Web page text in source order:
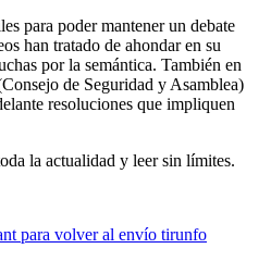
para poder mantener un debate
han tratado de ahondar en su
por la semántica. También en
de Seguridad y Asamblea)
resoluciones que impliquen
la actualidad y leer sin límites.
para volver al envío tirunfo